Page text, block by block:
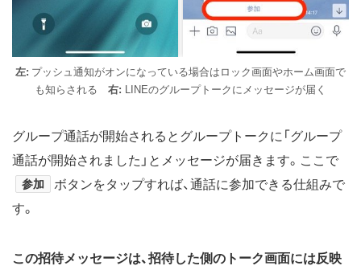
左: プッシュ通知がオンになっている場合はロック画面やホーム画面で
も知らされる
右: LINEのグループトークにメッセージが届く
グループ通話が開始されるとグループトークに「グループ
通話が開始されました」とメッセージが届きます。ここで
参加
ボタンをタップすれば、通話に参加できる仕組みで
す。
この招待メッセージは、招待した側のトーク画面には反映